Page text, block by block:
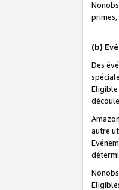
(b)
Des
Eligible
autre